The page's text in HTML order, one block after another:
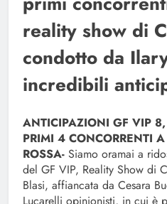
reality show di
condotto da
incredibili
ANTICIPAZIONI GF VIP
PRIMI 4 CONCORRENTI
ROSSA- Siamo oramai a
del GF VIP, Reality Show di
Blasi, affiancata da Cesara